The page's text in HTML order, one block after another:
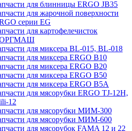
для блинницы ERGO JB35
для жарочной поверхности
серии EG
для картофелечисток
для миксера BL-015, BL-018
для миксера ERGO B10
для миксера ERGO B20
для миксера ERGO B50
для миксера ERGO B5A
для мясорубки ERGO TJ-12H,
12
для мясорубки МИМ-300
для мясорубки МИМ-600
для мясорубок FAMA 12 и 22